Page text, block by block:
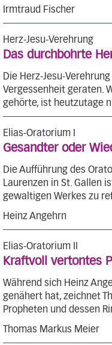
Irmtraud Fischer
Herz-Jesu-Verehrung
Das durchbohrte
Die Herz-Jesu-
Vergessenheit geraten.
gehörte, ist heutzutage
Elias-Oratorium I
Gesandter oder
Die Aufführung des
Laurenzen in St. Gallen
gewaltigen Werkes zu
Heinz Angehrn
Elias-Oratorium II
Kraftvoll vertontes
Während sich Heinz
genähert hat, zeichnet
Propheten und dessen
Thomas Markus Meier